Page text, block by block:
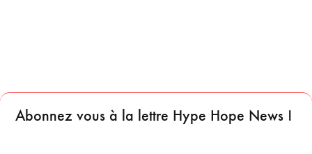
Abonnez vous à la lettre Hype Hope News !